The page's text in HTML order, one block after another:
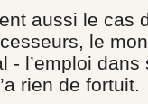
aussi le cas
le
- l’emploi
rien de fortuit.